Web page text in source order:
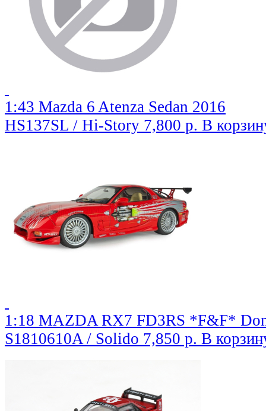
1:43 Mazda 6 Atenza Sedan 2016
HS137SL / Hi-Story 7,800 р. В
1:18 MAZDA RX7 FD3RS *F&F*
S1810610A / Solido 7,850 р. В